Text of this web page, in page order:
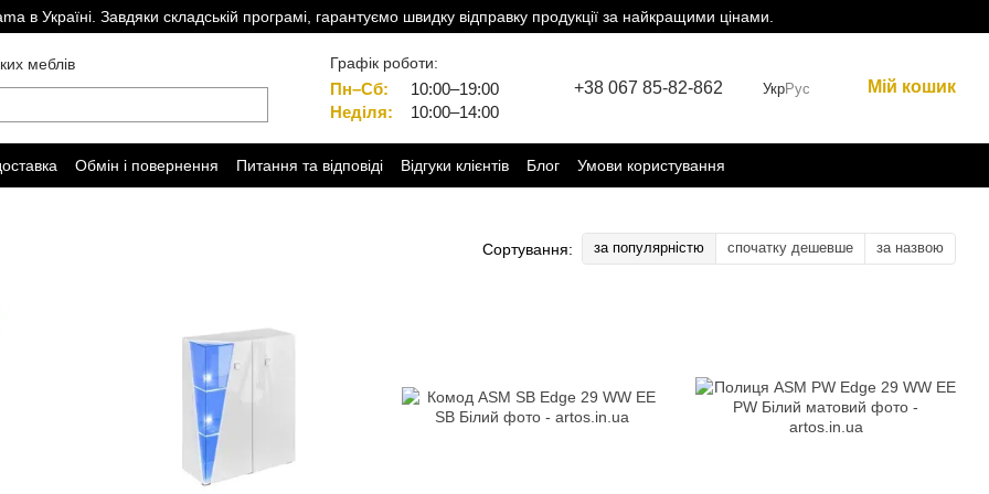
в Україні. Завдяки складській програмі, гарантуємо швидку відправку продукції за найкращими цінами.
меблів
Графік роботи:
Пн–Сб:
10:00–19:00
Неділя:
10:00–14:00
+38 067 85-82-862 УкрРус Мій кошик
Обмін і повернення Питання та відповіді Відгуки клієнтів Блог Умови користування
Сортування: за популярністю спочатку дешевше за назвою